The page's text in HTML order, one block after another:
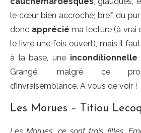
le cœur bien accroché; bref, du pur
donc apprécié ma lecture (à vrai
le livre une fois ouvert), mais il
à la base, une inconditionnelle
Grangé, malgré ce
d’invraisemblance. A vous de voir !
Les Morues – Titiou Lecoq